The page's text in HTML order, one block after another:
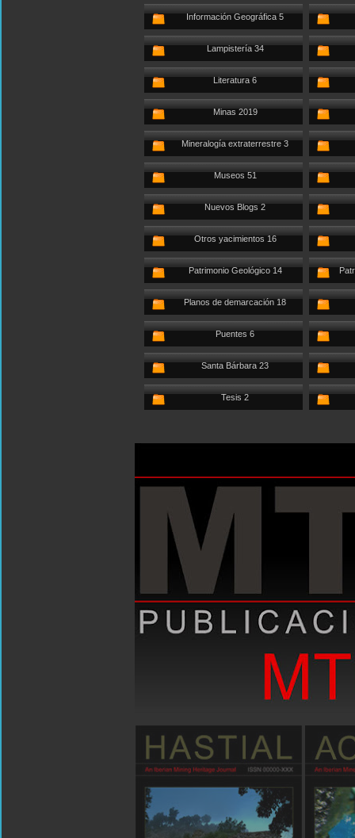
Información Geográfica 5
Lampistería 34
Literatura 6
Minas 2019
Mineralogía extraterrestre 3
Museos 51
Nuevos Blogs 2
Otros yacimientos 16
Patrimonio Geológico 14
Planos de demarcación 18
Puentes 6
Santa Bárbara 23
Tesis 2